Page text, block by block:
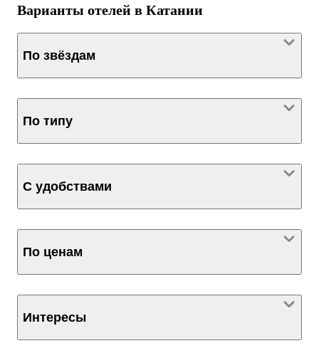
Варианты отелей в Катании
По звёздам
По типу
С удобствами
По ценам
Интересы